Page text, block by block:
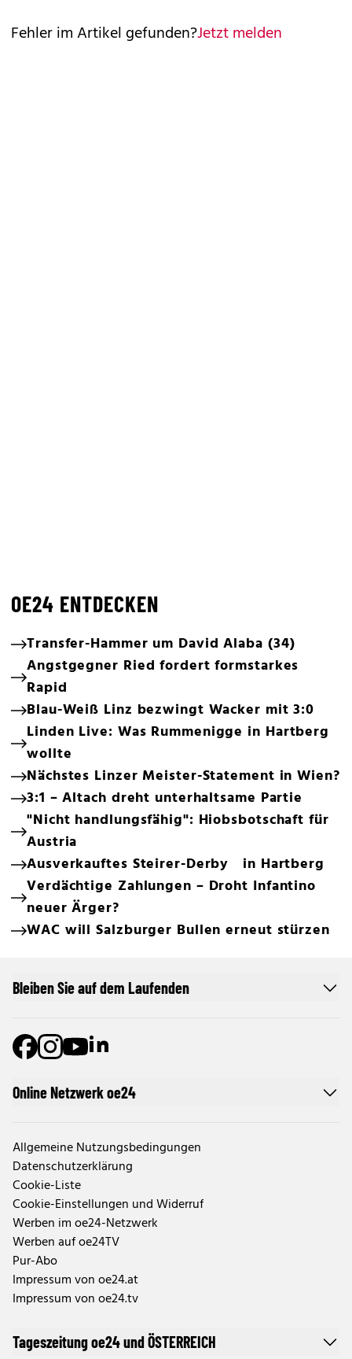
Fehler im Artikel gefunden?Jetzt melden
OE24 ENTDECKEN
Transfer-Hammer um David Alaba (34)
Angstgegner Ried fordert formstarkes
Rapid
Blau-Weiß Linz bezwingt Wacker mit 3:0
Linden Live: Was Rummenigge in Hartberg
wollte
Nächstes Linzer Meister-Statement in Wien?
3:1 – Altach dreht unterhaltsame Partie
"Nicht handlungsfähig": Hiobsbotschaft für
Austria
Ausverkauftes Steirer-Derby in Hartberg
Verdächtige Zahlungen – Droht Infantino
neuer Ärger?
WAC will Salzburger Bullen erneut stürzen
Online Netzwerk oe24
Allgemeine Nutzungsbedingungen
Datenschutzerklärung
Cookie-Liste
Cookie-Einstellungen und Widerruf
Werben im oe24-Netzwerk
Werben auf oe24TV
Pur-Abo
Impressum von oe24.at
Impressum von oe24.tv
Tageszeitung oe24 und ÖSTERREICH
Bleiben Sie auf dem Laufenden